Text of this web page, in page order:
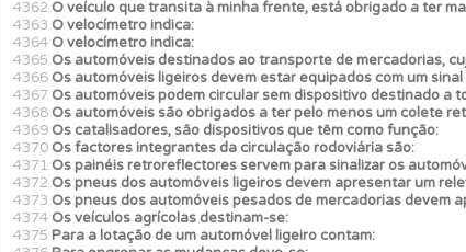
4362 O veículo que transita à minha frente, está obrigado a ter
4363 O velocímetro indica:
4364 O velocímetro indica:
4365 Os automóveis destinados ao transporte de mercadorias,
4366 Os automóveis ligeiros devem estar equipados com um
4367 Os automóveis podem circular sem dispositivo destinado a
4368 Os automóveis são obrigados a ter pelo menos um colete
4369 Os catalisadores, são dispositivos que têm como função:
4370 Os factores integrantes da circulação rodoviária são:
4371 Os painéis retroreflectores servem para sinalizar os
4372 Os pneus dos automóveis ligeiros devem apresentar um
4373 Os pneus dos automóveis pesados de mercadorias devem
4374 Os veículos agrícolas destinam-se:
4375 Para a lotação de um automóvel ligeiro contam: